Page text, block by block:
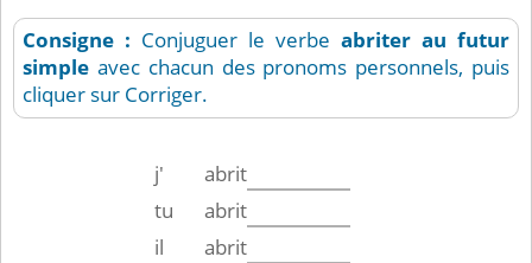
Consigne : Conjuguer le verbe abriter au futur
simple avec chacun des pronoms personnels, puis
cliquer sur Corriger.
j'
abrit
tu
abrit
il
abrit